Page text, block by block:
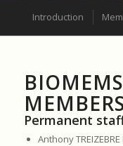
Introduction
Permanent
Anthony